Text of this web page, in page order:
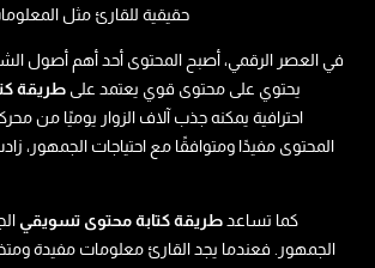
حقيقية للقارئ مثل
في العصر الرقمي، أصبح المحتوى أحد أهم أصول
يحتوي على محتوى قوي يعتمد على طريقة
احترافية يمكنه جذب آلاف الزوار يوميًا من
المحتوى مفيدًا ومتوافقًا مع احتياجات الجمهور،
كما تساعدطريقة كتابة محتوى تسويقي​
الجمهور. فعندما يجد القارئ معلومات مفيدة